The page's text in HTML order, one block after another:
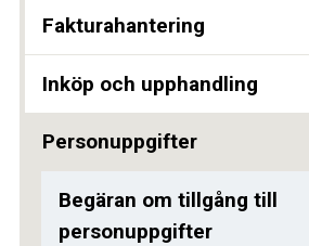
Fakturahantering
Inköp och upphandling
Personuppgifter
Begäran om tillgång till
personuppgifter